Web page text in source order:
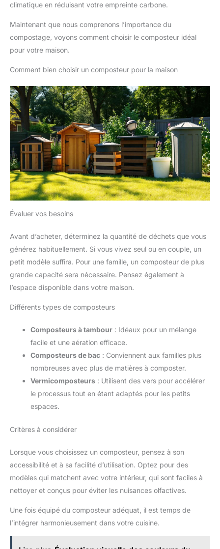
climatique en réduisant votre empreinte carbone.
Maintenant que nous comprenons l’importance du
compostage, voyons comment choisir le composteur idéal
pour votre maison.
Comment bien choisir un composteur pour la maison
Évaluer vos besoins
Avant d’acheter, déterminez la quantité de déchets que vous
générez habituellement. Si vous vivez seul ou en couple, un
petit modèle suffira. Pour une famille, un composteur de plus
grande capacité sera nécessaire. Pensez également à
l’espace disponible dans votre maison.
Différents types de composteurs
Composteurs à tambour : Idéaux pour un mélange
facile et une aération efficace.
Composteurs de bac : Conviennent aux familles plus
nombreuses avec plus de matières à composter.
Vermicomposteurs : Utilisent des vers pour accélérer
le processus tout en étant adaptés pour les petits
espaces.
Critères à considérer
Lorsque vous choisissez un composteur, pensez à son
accessibilité et à sa facilité d’utilisation. Optez pour des
modèles qui matchent avec votre intérieur, qui sont faciles à
nettoyer et conçus pour éviter les nuisances olfactives.
Une fois équipé du composteur adéquat, il est temps de
l’intégrer harmonieusement dans votre cuisine.